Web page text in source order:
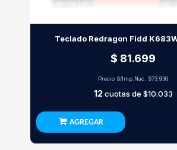
Teclado Redragon Fidd
$ 81.699
Precio S/Imp.Nac. $73.936
12cuotas de $10.033
AGREGAR